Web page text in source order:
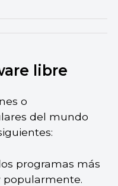
libre
o
del mundo
programas más
popularmente.